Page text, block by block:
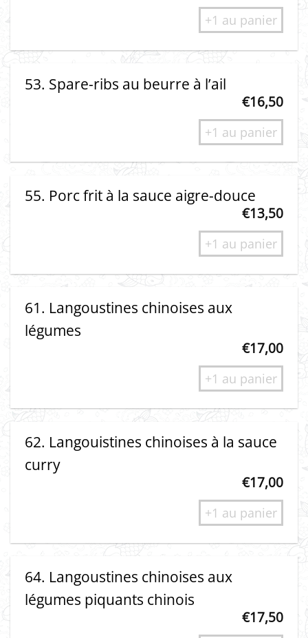
+1 au panier
53. Spare-ribs au beurre à l’ail
€16,50
+1 au panier
55. Porc frit à la sauce aigre-douce
€13,50
+1 au panier
61. Langoustines chinoises aux
légumes
€17,00
+1 au panier
62. Langouistines chinoises à la sauce
curry
€17,00
+1 au panier
64. Langoustines chinoises aux
légumes piquants chinois
€17,50